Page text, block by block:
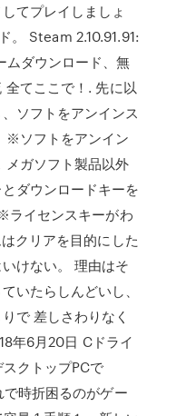
てプレイしましょ
。 Steam 2.10.91.91:
ムダウンロード、無
てここで！. 先に以
ソフトをアンインス
※ソフトをアンイン
メガソフト製品以外
ダウンロードキーを
ライセンスキーがわ
クリアを目的にした
けない。 理由はそ
いたらしんどいし、
で 差しさわりなく
年6月20日 Cドライ
クトップPCで
時折困るのがゲー